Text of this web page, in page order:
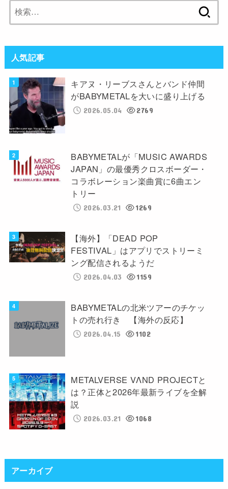
索:
人気記事
キアヌ・リーブスさんとバンド仲間
がBABYMETALを大いに盛り上げる
2026.05.04 2769
BABYMETALが「MUSIC AWARDS
JAPAN」の最優秀クロスボーダー・
コラボレーション楽曲賞に6曲エン
トリー
2026.03.21 1269
【海外】「DEAD POP
FESTIVAL」はアプリでストリーミ
ング配信されるようだ
2026.04.03 1159
BABYMETALの北米ツアーのチケッ
トの売れ行き 【海外の反応】
2026.04.15 1102
METALVERSE VΛND PROJECTと
は？正体と2026年最新ライブを全解
説
2026.03.21 1068
アーカイブ